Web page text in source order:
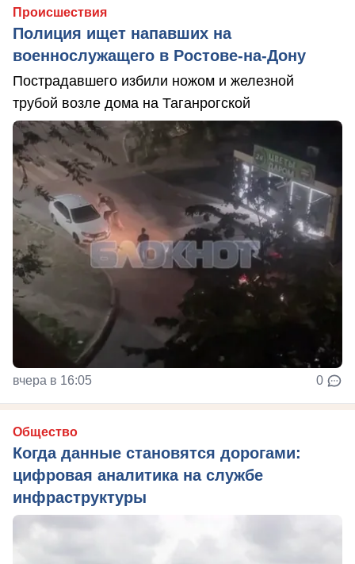
Происшествия
Полиция ищет напавших на
военнослужащего в Ростове-на-Дону
Пострадавшего избили ножом и железной
трубой возле дома на Таганрогской
вчера в 16:05 0
Общество
Когда данные становятся дорогами:
цифровая аналитика на службе
инфраструктуры